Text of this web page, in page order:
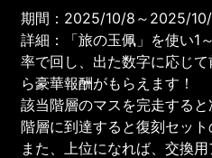
期間：2025/10/8～2025/
詳細：「旅の玉佩」を使い1
率で回し、出た数字に応じ
ら豪華報酬がもらえます！
該当階層のマスを完走する
階層に到達すると復刻セット
また、上位になれば、交換